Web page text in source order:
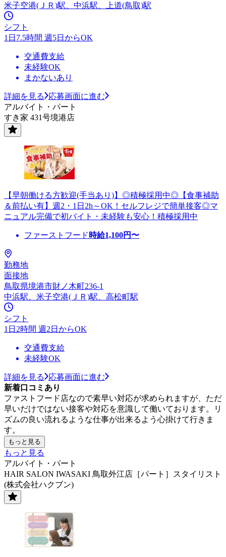
米子空港(ＪＲ)駅、中浜駅、上道(鳥取)駅
シフト
1日7.5時間 週5日からOK
交通費支給
未経験OK
まかないあり
詳細を見る
応募画面に進む
アルバイト・パート
すき家 431号境港店
【早朝働ける方歓迎(手当あり)】◎積極採用中◎【食事補助
＆前払い有】週2・1日2h～OK！セルフレジで簡単接客◎マ
ニュアル完備で初バイト・未経験も安心！積極採用中
ファーストフード 時給1,100円〜
勤務地
面接地
鳥取県境港市財ノ木町236-1
中浜駅、米子空港(ＪＲ)駅、高松町駅
シフト
1日2時間 週2日からOK
交通費支給
未経験OK
詳細を見る
応募画面に進む
新着口コミあり
ファストフード店なので素早い対応が求められますが、ただ
早いだけではない接客や対応を意識して働いております。リ
ズムの良い流れるような仕事が出来るよう心掛けて行きま
す。
もっと見る
もっと見る
アルバイト・パート
HAIR SALON IWASAKI 鳥取外江店［パート］スタイリスト
(株式会社ハクブン)